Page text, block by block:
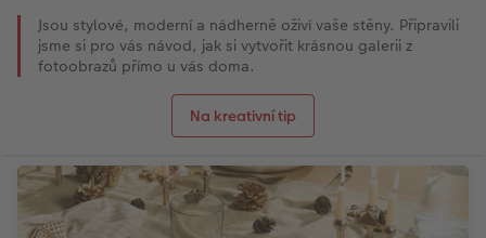
Jsou stylové, moderní a nádherně oživí vaše stěny. Připravili
jsme si pro vás návod, jak si vytvořit krásnou galerii z
fotoobrazů přímo u vás doma.
Na kreativní tip